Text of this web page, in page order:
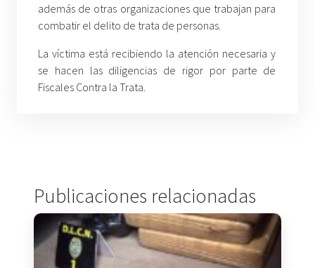
además de otras organizaciones que trabajan para
combatir el delito de trata de personas.
La víctima está recibiendo la atención necesaria y
se hacen las diligencias de rigor por parte de
Fiscales Contra la Trata.
Publicaciones relacionadas